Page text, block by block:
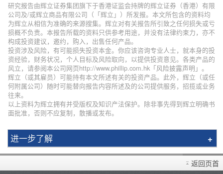
研究报告由辉立证券集团旗下于香港证监会持牌的辉立证券（香港）有限
公司及/或辉立商品有限公司（「辉立」）所发报。本文所包含的资料均
为辉立从相信为准确的来源搜集。辉立对有关报告所引致之任何损失或亏
损概不负责。本报告所载的资料只供参考用途，并没有法律约束力，亦不
构成投资建议，邀约，购入，出售任何产品。
投资涉及风险，有可能损失投资本金。你应该咨询专业人士，就本身的投
资经验，财务状况，个人目标及风险取向，以提供投资意见。各类产品的
风立，请参阅本公司网页http://www.phillip.com.hk「风险披露声明」。
辉立（或其雇员）可能持有本文所述有关的投资产品。此外，辉立（或任
何附属公司）随时可能替向报告内容所述及的公司提供服务，招揽或业务
往来。
以上资料为辉立拥有并受版权及知识产法保护。除非事先得到辉立明确书
面批准，否则不应复制，散播或发布。
进一步了解
研究报告
市况评论
返回页首